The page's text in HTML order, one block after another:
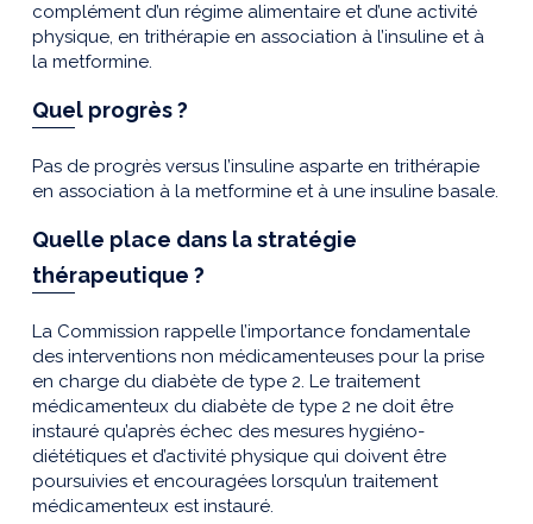
complément d’un régime alimentaire et d’une activité
physique, en trithérapie en association à l’insuline et à
la metformine.
Quel progrès ?
Pas de progrès versus l’insuline asparte en trithérapie
en association à la metformine et à une insuline basale.
Quelle place dans la stratégie
thérapeutique ?
La Commission rappelle l’importance fondamentale
des interventions non médicamenteuses pour la prise
en charge du diabète de type 2. Le traitement
médicamenteux du diabète de type 2 ne doit être
instauré qu’après échec des mesures hygiéno-
diététiques et d’activité physique qui doivent être
poursuivies et encouragées lorsqu’un traitement
médicamenteux est instauré.